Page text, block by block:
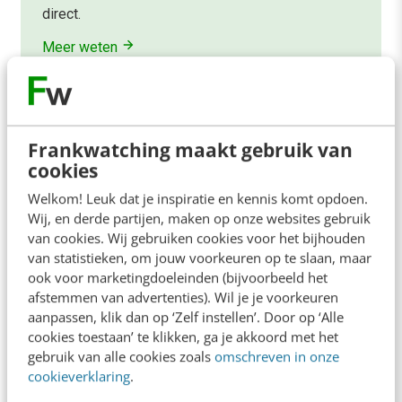
Frankwatching maakt gebruik van
cookies
Welkom! Leuk dat je inspiratie en kennis komt opdoen.
Wij, en derde partijen, maken op onze websites gebruik
van cookies. Wij gebruiken cookies voor het bijhouden
van statistieken, om jouw voorkeuren op te slaan, maar
ook voor marketingdoeleinden (bijvoorbeeld het
afstemmen van advertenties). Wil je je voorkeuren
aanpassen, klik dan op ‘Zelf instellen’. Door op ‘Alle
cookies toestaan’ te klikken, ga je akkoord met het
gebruik van alle cookies zoals omschreven in onze
cookieverklaring.
direct.
Meer weten
Contact Redactie
redactie@frankwatching.com
+31 30 200 1045
Tarieven
Meer contactopties
Frankwatching